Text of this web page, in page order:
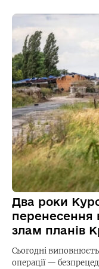
Два роки
перенесення
злам планів
Сьогодні
операції —